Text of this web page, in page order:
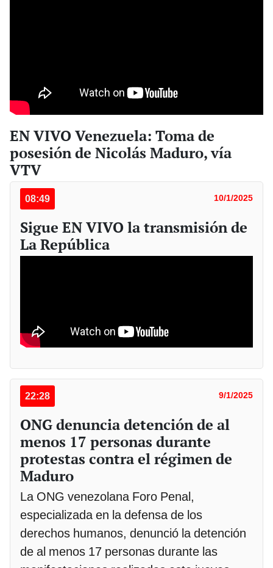
EN VIVO Venezuela: Toma de
posesión de Nicolás Maduro, vía
VTV
08:49 10/1/2025
Sigue EN VIVO la transmisión de
La República
22:28 9/1/2025
ONG denuncia detención de al
menos 17 personas durante
protestas contra el régimen de
Maduro
La ONG venezolana Foro Penal,
especializada en la defensa de los
derechos humanos, denunció la detención
de al menos 17 personas durante las